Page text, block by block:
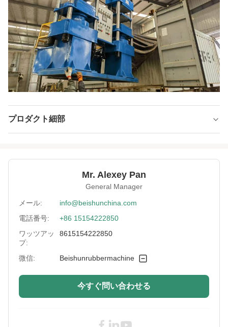
プロダクト細部
Voltage: 380V
Key Word: 固めるプレス
Control System: PLC
Plates Daylight: 300mm
Plate Size: 400x400mm またはあなたの要求に応じて
Heating Mode: 電気暖房
Working Layer: 1,2,3,4
Mr. Alexey Pan
General Manager
メール:
info@beishunchina.com
電話番号:
+86 15154222850
ワッツアッ
プ:
8615154222850
微信: Beishunrubbermachine
今すぐ問い合わせる